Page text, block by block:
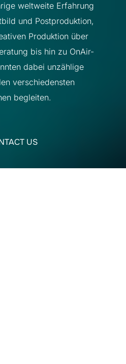
weltweite Erfahrung
und Postproduktion,
Produktion über
bis hin zu OnAir-
dabei unzählige
verschiedensten
begleiten.
US